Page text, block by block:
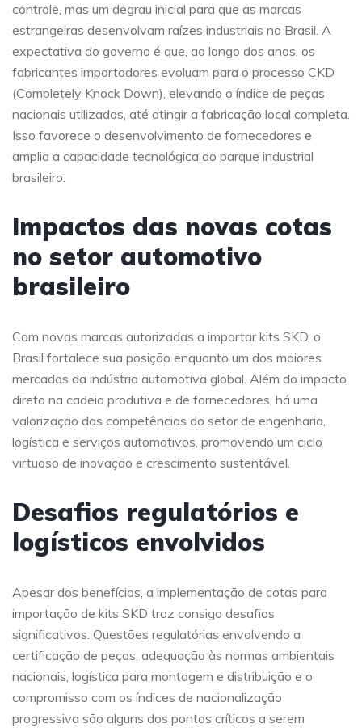
controle, mas um degrau inicial para que as marcas
estrangeiras desenvolvam raízes industriais no Brasil. A
expectativa do governo é que, ao longo dos anos, os
fabricantes importadores evoluam para o processo CKD
(Completely Knock Down), elevando o índice de peças
nacionais utilizadas, até atingir a fabricação local completa.
Isso favorece o desenvolvimento de fornecedores e
amplia a capacidade tecnológica do parque industrial
brasileiro.
Impactos das novas cotas
no setor automotivo
brasileiro
Com novas marcas autorizadas a importar kits SKD, o
Brasil fortalece sua posição enquanto um dos maiores
mercados da indústria automotiva global. Além do impacto
direto na cadeia produtiva e de fornecedores, há uma
valorização das competências do setor de engenharia,
logística e serviços automotivos, promovendo um ciclo
virtuoso de inovação e crescimento sustentável.
Desafios regulatórios e
logísticos envolvidos
Apesar dos benefícios, a implementação de cotas para
importação de kits SKD traz consigo desafios
significativos. Questões regulatórias envolvendo a
certificação de peças, adequação às normas ambientais
nacionais, logística para montagem e distribuição e o
compromisso com os índices de nacionalização
progressiva são alguns dos pontos críticos a serem